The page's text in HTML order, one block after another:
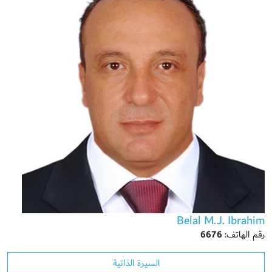
Belal M.J. Ibrahim
رقم الهاتف:6676
السيرة الذاتية